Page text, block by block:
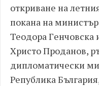
откриване на
покана на
Теодора Гeнчовска
Христо Проданов,
дипломатически
Република